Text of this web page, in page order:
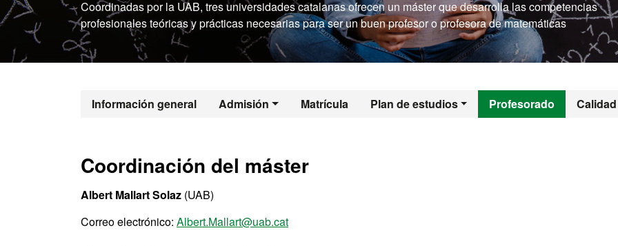
Coordinadas por la UAB, tres universidades catalanas ofrecen un máster que desarrolla las competencias
profesionales teóricas y prácticas necesarias para ser un buen profesor o profesora de matemáticas
Información general Admisión Matrícula Plan de estudios Profesorado Calidad
Máster Oficial - Formación de
Coordinación del máster
Albert Mallart Solaz (UAB)
Correo electrónico: Albert.Mallart@uab.cat